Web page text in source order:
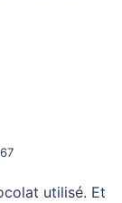
utilisé. Et